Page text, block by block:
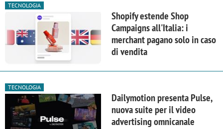
TECNOLOGIA
Shopify estende Shop
Campaigns all'Italia: i
merchant pagano solo in caso
di vendita
TECNOLOGIA
Dailymotion presenta Pulse,
nuova suite per il video
advertising omnicanale